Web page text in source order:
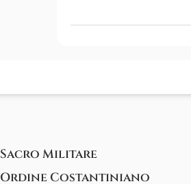
Sacro Militare
Ordine Costantiniano